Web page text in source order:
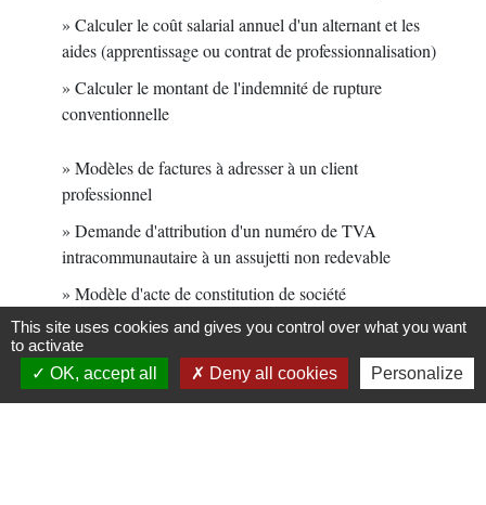
Calculer le coût salarial annuel d'un alternant et les
aides (apprentissage ou contrat de professionnalisation)
Calculer le montant de l'indemnité de rupture
conventionnelle
Modèles de factures à adresser à un client
professionnel
Demande d'attribution d'un numéro de TVA
intracommunautaire à un assujetti non redevable
Modèle d'acte de constitution de société
Modèle de contrat de bail à ferme (bail rural)
Modèle-type de déclaration de confidentialité des
comptes annuels pour les micro-entrepreneurs
This site uses cookies and gives you control over what you want
to activate
OK, accept all
Deny all cookies Personalize